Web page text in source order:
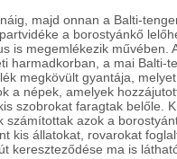
majd onnan a Balti-
a borostyánkő
is megemlékezik művében.
harmadkorban, a mai Balti-
megkövült gyantája,
a népek, amelyek
szobrokat faragtak belőle.
számítottak azok a
kis állatokat, rovarokat
kereszteződése ma is